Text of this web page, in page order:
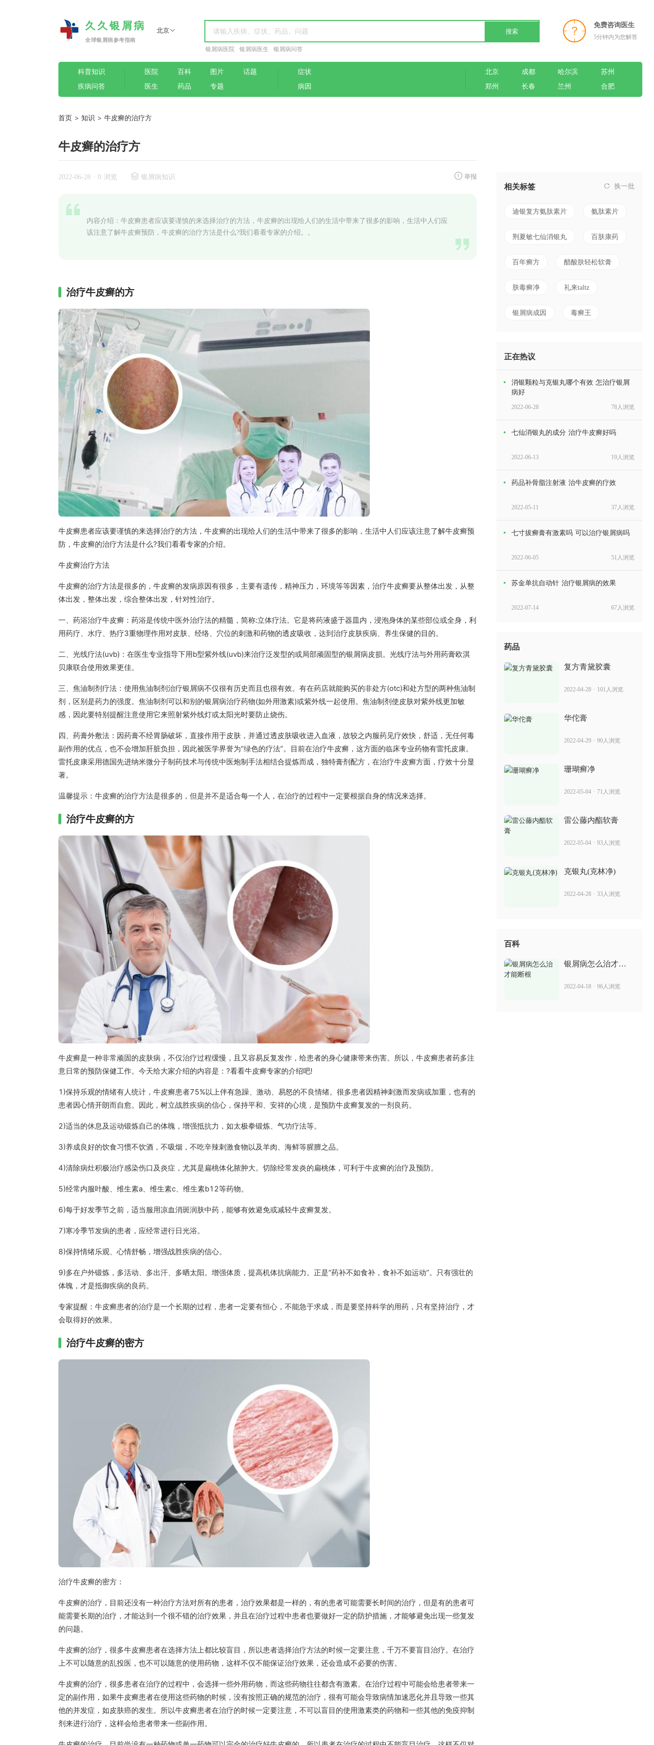
久久银屑病
全球银屑病参考指南
北京 搜索
银屑病医院 银屑病医生 银屑病问答
免费咨询医生
5分钟内为您解答
科普知识
疾病问答
医院
医生
百科
药品
图片
专题
话题
症状
病因
北京
郑州
成都
长春
哈尔滨
兰州
苏州
合肥
首页 > 知识 > 牛皮癣的治疗方
牛皮癣的治疗方
2022-06-28 · 0 浏览 银屑病知识 举报
内容介绍： 牛皮癣患者应该要谨慎的来选择治疗的方法，牛皮癣的出现给人们的生活中带来了很多的影响，生活中人们应
该注意了解牛皮癣预防，牛皮癣的治疗方法是什么?我们看看专家的介绍。。
治疗牛皮癣的方
牛皮癣患者应该要谨慎的来选择治疗的方法，牛皮癣的出现给人们的生活中带来了很多的影响，生活中人们应该注意了解牛皮癣预
防，牛皮癣的治疗方法是什么?我们看看专家的介绍。
牛皮癣治疗方法
牛皮癣的治疗方法是很多的，牛皮癣的发病原因有很多，主要有遗传，精神压力，环境等等因素，治疗牛皮癣要从整体出发，从整
体出发，整体出发，综合整体出发，针对性治疗。
一、药浴治疗牛皮癣：药浴是传统中医外治疗法的精髓，简称:立体疗法。它是将药液盛于器皿内，浸泡身体的某些部位或全身，利
用药疗、水疗、热疗3重物理作用对皮肤、经络、穴位的刺激和药物的透皮吸收，达到治疗皮肤疾病、养生保健的目的。
二、光线疗法(uvb)：在医生专业指导下用b型紫外线(uvb)来治疗泛发型的或局部顽固型的银屑病皮损。光线疗法与外用药膏欧淇
贝康联合使用效果更佳。
三、焦油制剂疗法：使用焦油制剂治疗银屑病不仅很有历史而且也很有效。有在药店就能购买的非处方(otc)和处方型的两种焦油制
剂，区别是药力的强度。焦油制剂可以和别的银屑病治疗药物(如外用激素)或紫外线一起使用。焦油制剂使皮肤对紫外线更加敏
感，因此要特别提醒注意使用它来照射紫外线灯或太阳光时要防止烧伤。
四、药膏外敷法：因药膏不经胃肠破坏，直接作用于皮肤，并通过透皮肤吸收进入血液，故较之内服药见疗效快，舒适，无任何毒
副作用的优点，也不会增加肝脏负担，因此被医学界誉为“绿色的疗法”。目前在治疗牛皮癣，这方面的临床专业药物有雷托皮康。
雷托皮康采用德国先进纳米微分子制药技术与传统中医炮制手法相结合提炼而成，独特膏剂配方，在治疗牛皮癣方面，疗效十分显
著。
温馨提示：牛皮癣的治疗方法是很多的，但是并不是适合每一个人，在治疗的过程中一定要根据自身的情况来选择。
治疗牛皮癣的方
牛皮癣是一种非常顽固的皮肤病，不仅治疗过程缓慢，且又容易反复发作，给患者的身心健康带来伤害。所以，牛皮癣患者药多注
意日常的预防保健工作。今天给大家介绍的内容是：?看看牛皮癣专家的介绍吧!
1)保持乐观的情绪有人统计，牛皮癣患者75%以上伴有急躁、激动、易怒的不良情绪。很多患者因精神刺激而发病或加重，也有的
患者因心情开朗而自愈。因此，树立战胜疾病的信心，保持平和、安祥的心境，是预防牛皮癣复发的一剂良药。
2)适当的休息及运动锻炼自己的体魄，增强抵抗力，如太极拳锻炼、气功疗法等。
3)养成良好的饮食习惯不饮酒，不吸烟，不吃辛辣刺激食物以及羊肉、海鲜等腥膻之品。
4)清除病灶积极治疗感染伤口及炎症，尤其是扁桃体化脓肿大。切除经常发炎的扁桃体，可利于牛皮癣的治疗及预防。
5)经常内服叶酸、维生素a、维生素c、维生素b12等药物。
6)每于好发季节之前，适当服用凉血消斑润肤中药，能够有效避免或减轻牛皮癣复发。
7)寒冷季节发病的患者，应经常进行日光浴。
8)保持情绪乐观、心情舒畅，增强战胜疾病的信心。
9)多在户外锻炼，多活动、多出汗、多晒太阳。增强体质，提高机体抗病能力。正是“药补不如食补，食补不如运动”。只有强壮的
体魄，才是抵御疾病的良药。
专家提醒：牛皮癣患者的治疗是一个长期的过程，患者一定要有恒心，不能急于求成，而是要坚持科学的用药，只有坚持治疗，才
会取得好的效果。
治疗牛皮癣的密方
治疗牛皮癣的密方：
牛皮癣的治疗，目前还没有一种治疗方法对所有的患者，治疗效果都是一样的，有的患者可能需要长时间的治疗，但是有的患者可
能需要长期的治疗，才能达到一个很不错的治疗效果，并且在治疗过程中患者也要做好一定的防护措施，才能够避免出现一些复发
的问题。
牛皮癣的治疗，很多牛皮癣患者在选择方法上都比较盲目，所以患者选择治疗方法的时候一定要注意，千万不要盲目治疗。在治疗
上不可以随意的乱投医，也不可以随意的使用药物，这样不仅不能保证治疗效果，还会造成不必要的伤害。
牛皮癣的治疗，很多患者在治疗的过程中，会选择一些外用药物，而这些药物往往都含有激素。在治疗过程中可能会给患者带来一
定的副作用，如果牛皮癣患者在使用这些药物的时候，没有按照正确的规范的治疗，很有可能会导致病情加速恶化并且导致一些其
他的并发症，如皮肤癌的发生。所以牛皮癣患者在治疗的时候一定要注意，不可以盲目的使用激素类的药物和一些其他的免疫抑制
剂来进行治疗，这样会给患者带来一些副作用。
相关标签 换一批
迪银复方氨肽素片 氨肽素片
荆夏敏七仙消银丸 百肤康药
百年癣方 醋酸肤轻松软膏
肤毒癣净 礼来taltz
银屑病成因 毒癣王
正在热议
消银颗粒与克银丸哪个有效 怎治疗银屑
病好
2022-06-28 78人浏览
七仙消银丸的成分 治疗牛皮癣好吗
2022-06-13 19人浏览
药品补骨脂注射液 治牛皮癣的疗效
2022-05-11 37人浏览
七寸拔癣膏有激素吗 可以治疗银屑病吗
2022-06-05 51人浏览
苏金单抗自动针 治疗银屑病的效果
2022-07-14 67人浏览
吗
药品
复方青黛胶囊
2022-04-28 · 101人浏览
华佗膏
2022-04-29 · 90人浏览
珊瑚癣净
2022-05-04 · 71人浏览
雷公藤内酯软膏
2022-05-04 · 93人浏览
克银丸(克林净)
2022-04-28 · 33人浏览
百科
银屑病怎么治才能
2022-04-18 · 96人浏览